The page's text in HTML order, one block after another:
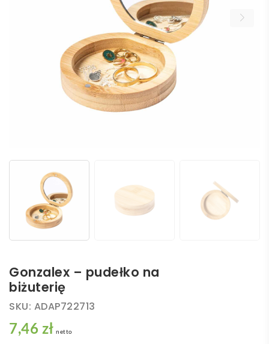
Gonzalex – pudełko na
biżuterię
SKU: ADAP722713
7,46 zł netto